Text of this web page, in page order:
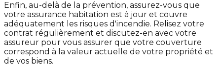
Enfin, au-delà de la prévention, assurez-vous que
votre assurance habitation est à jour et couvre
adéquatement les risques d'incendie. Relisez votre
contrat régulièrement et discutez-en avec votre
assureur pour vous assurer que votre couverture
correspond à la valeur actuelle de votre propriété et
de vos biens.